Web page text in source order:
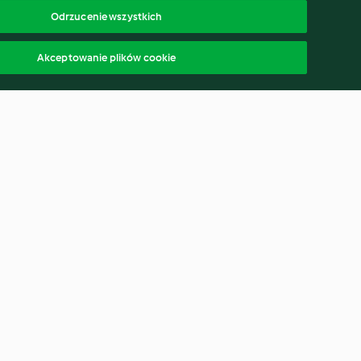
Odrzucenie wszystkich
Akceptowanie plików cookie